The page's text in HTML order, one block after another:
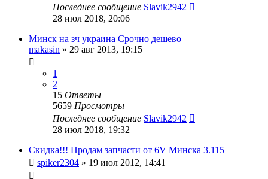
Последнее сообщение Slavik2942
28 июл 2018, 20:06
Минск на зч украина Срочно дешево
makasin » 29 авг 2013, 19:15
1
2
15 Ответы
5659 Просмотры
Последнее сообщение Slavik2942
28 июл 2018, 19:32
Скидка!!! Продам запчасти от 6V Минска 3.115
spiker2304 » 19 июл 2012, 14:41